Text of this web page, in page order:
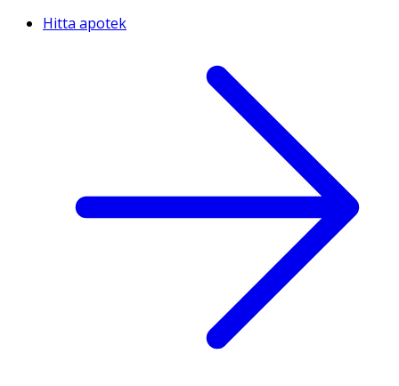
Hitta apotek